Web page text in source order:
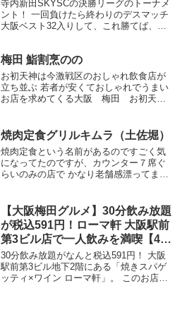
寺内新田SKYSCの決勝リーグのトーナメ
ント！ 一回負けたら終わりのデスマッチ
大阪ベスト32入りして、これ勝てば、ベ
梅田 鮨割烹のの
お初天神は今激戦区のおしゃれ飲食店が
立ち並ぶ 若者が安くておしゃれでうまい
お店を求めてくる大阪 梅田 お初天神
料金8,000円 (税込)＊前菜＊お造り３種＊
逸品...
焼肉定食グリルキムラ（土佐堀）
焼肉定食という名前があるのですごく気
になってたのですが、カウンター７席ぐ
らいのみの店で かなり老舗感漂ってま
お邪魔させていただきました。 予約不可
だが、ランチ時に...
【大阪梅田グルメ】30分飲み放題
が税込591円！ローマ軒 大阪駅前
第3ビル店で一人飲みを満喫【49
歳会社経営者のリアルな一人飯・
出張飯VLOG】
30分飲み放題がなんと税込591円！ 大阪
駅前第3ビル地下2階にある「焼きスパゲ
ッティ×ワイン ローマ軒」。 このお店の